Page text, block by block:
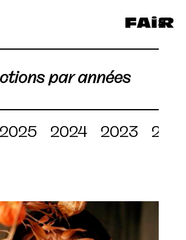
par années
2025 2024 2023